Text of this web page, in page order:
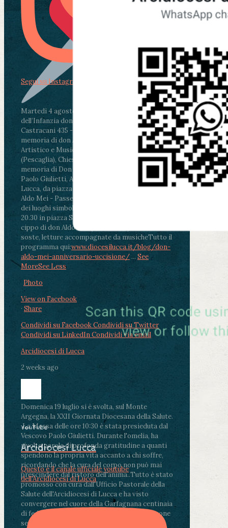
Martedì 4 agosto2026
ore 11:30 - Lucca, Scuola
dell’Infanzia don Aldo Mei - Viale Castruccio
Castracani 435 - Inaugurazione murales in
memoria di don Aldo Mei curato dal Liceo
Artistico e Musicale “Passaglia”
ore 18 - Fiano
(Pescaglia), Chiesa parrocchiale - Messa in
memoria di Don Aldo Mei celebrata da mons.
Paolo Giulietti, Arcivescovo di Lucca
ore 20.30 -
Lucca, da piazza San Michele al Cippo di don
Aldo Mei - Passeggiata della Memoria in alcuni
dei luoghi simbolo della città. Ritrovo alle ore
20.30 in piazza San Michele con conclusione al
cippo di don Aldo Mei (Porta Elisa). Durante le
soste, letture accompagnate da musicheTutto il
programma qui:www.diocesilucca.it/blog/don-
aldo-mei-anniversario-uccisione/ ... See
MoreSee Less
Photo
View on Facebook
· Share
Condividi su FacebookCondividi su Twitter
Condividi su LinkedInCondividi via email
Arcidiocesi di Lucca
2 weeks ago
Domenica 19 luglio si è svolta, sul Monte
Argegna, la XXII Giornata Diocesana della Salute.
.La Messa delle ore 10:30 è stata presieduta dal
Vescovo Paolo Giulietti. Durante l'omelia, ha
rivolto parole di profonda gratitudine a quanti
spendono la propria vita accanto a chi soffre,
ricordando che la cura del corpo non può mai
prescindere dal ristoro dell'anima..Tutto è stato
promosso con cura dall'Ufficio Pastorale della
Salute dell'Arcidiocesi di Lucca e ha visto
convergere nel cuore della Garfagnana centinaia
di fedeli, operatori sanitari, volontari e persone
segnate dalla malattia.
Segui su Instagram
YouTube
Arcidiocesi Lucca
Questo è il canale ufficiale youtube
dell'Arcidiocesi di Lucca